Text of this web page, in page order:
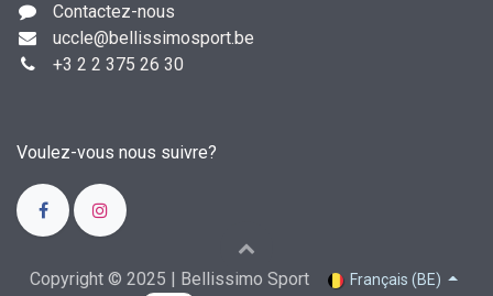
Contactez-nous
uccle@bellissimosport.be
+3 2 2 375 26 30
Voulez-vous nous suivre?
Copyright © 2025 | Bellissimo Sport
Français (BE)